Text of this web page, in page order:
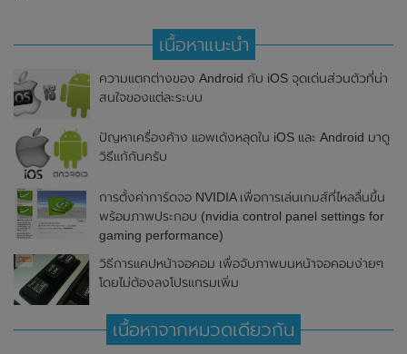
เนื้อหาแนะนำ
ความแตกต่างของ Android กับ iOS จุดเด่นส่วนตัวที่น่า
สนใจของแต่ละระบบ
ปัญหาเครื่องค้าง แอพเด้งหลุดใน iOS และ Android มาดู
วิธีแก้กันครับ
การตั้งค่าการ์ดจอ NVIDIA เพื่อการเล่นเกมส์ที่ไหลลื่นขึ้น
พร้อมภาพประกอบ (nvidia control panel settings for
gaming performance)
วิธีการแคปหน้าจอคอม เพื่อจับภาพบนหน้าจอคอมง่ายๆ
โดยไม่ต้องลงโปรแกรมเพิ่ม
เนื้อหาจากหมวดเดียวกัน